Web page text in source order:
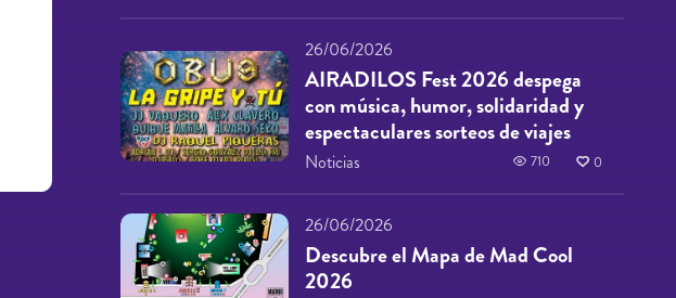
26/06/2026
AIRADILOS Fest 2026 despega
con música, humor, solidaridad y
espectaculares sorteos de viajes
Noticias 710 0
26/06/2026
Descubre el Mapa de Mad Cool
2026